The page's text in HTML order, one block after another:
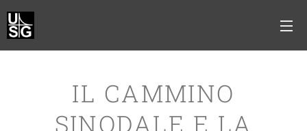
IL CAMMINO
SINODALE E LA